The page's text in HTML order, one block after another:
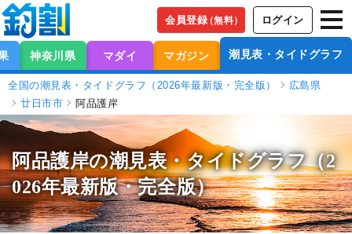
会員登録（無料） ログイン
神奈川県 マダイ マガジン 潮見表・タイドグラフ
全国の潮見表・タイドグラフ（2026年最新版・完全版）
広島県
廿日市市
阿品護岸
阿品護岸の潮見表・タイドグラフ（2
026年最新版・完全版）